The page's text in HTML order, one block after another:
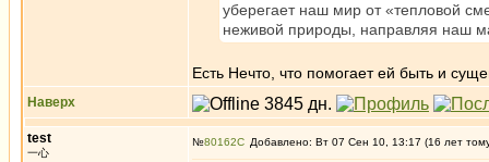
уберегает наш мир от «тепловой
неживой природы, направляя наш
Есть Нечто, что помогает ей быть и
Наверх
test
一心
№80162 Добавлено: Вт 07 Сен 10, 13:17 (16 лет